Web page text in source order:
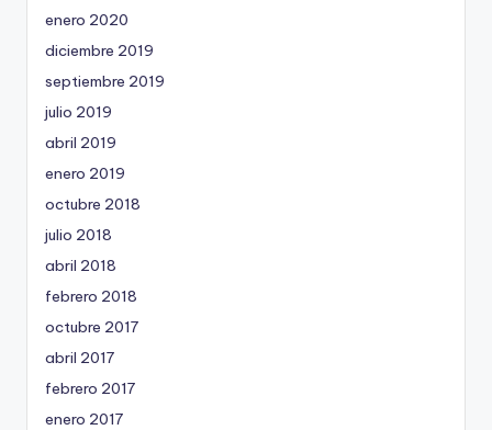
enero 2020
diciembre 2019
septiembre 2019
julio 2019
abril 2019
enero 2019
octubre 2018
julio 2018
abril 2018
febrero 2018
octubre 2017
abril 2017
febrero 2017
enero 2017